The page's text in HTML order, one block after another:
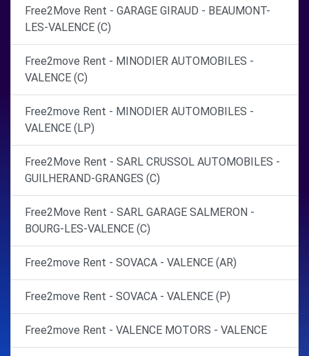
Free2Move Rent - GARAGE GIRAUD - BEAUMONT-
LES-VALENCE (C)
Free2move Rent - MINODIER AUTOMOBILES -
VALENCE (C)
Free2move Rent - MINODIER AUTOMOBILES -
VALENCE (LP)
Free2Move Rent - SARL CRUSSOL AUTOMOBILES -
GUILHERAND-GRANGES (C)
Free2Move Rent - SARL GARAGE SALMERON -
BOURG-LES-VALENCE (C)
Free2move Rent - SOVACA - VALENCE (AR)
Free2move Rent - SOVACA - VALENCE (P)
Free2move Rent - VALENCE MOTORS - VALENCE